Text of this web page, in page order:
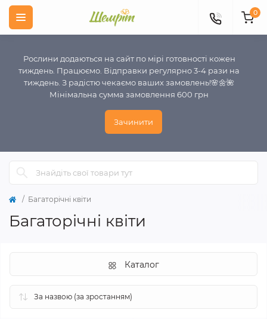
Рослини додаються на сайт по мірі готовності кожен
тиждень. Працюємо. Відправки регулярно 3-4 рази на
тиждень. З радістю чекаємо ваших замовлень!🌸🌼🌺
Мінімальна сумма замовлення 600 грн
Зачинити
0
Багаторічні квіти
Багаторічні квіти
Каталог